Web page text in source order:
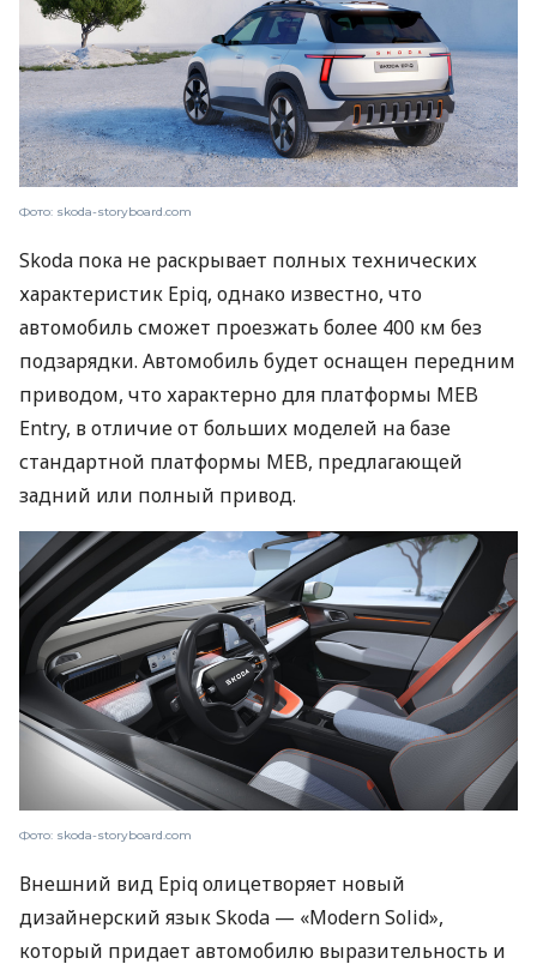
Фото: skoda-storyboard.com
Skoda пока не раскрывает полных технических
характеристик Epiq, однако известно, что
автомобиль сможет проезжать более 400 км без
подзарядки. Автомобиль будет оснащен передним
приводом, что характерно для платформы MEB
Entry, в отличие от больших моделей на базе
стандартной платформы MEB, предлагающей
задний или полный привод.
Фото: skoda-storyboard.com
Внешний вид Epiq олицетворяет новый
дизайнерский язык Skoda — «Modern Solid»,
который придает автомобилю выразительность и